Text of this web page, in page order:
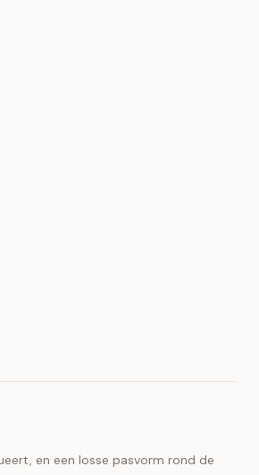
en een losse pasvorm rond de